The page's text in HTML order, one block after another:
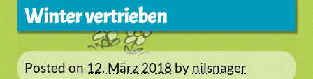
Winter vertrieben
Posted on 12. März 2018 by nilsnager